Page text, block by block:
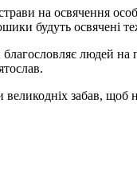
на освячення
будуть освячені
людей на
великодніх забав, щоб